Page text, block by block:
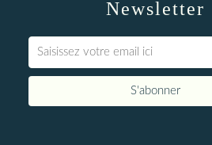
Newsletter